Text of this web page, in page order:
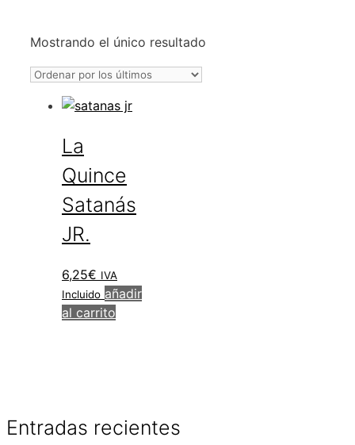
Mostrando el único resultado
La
Quince
Satanás
JR.
6,25€ IVA
Incluido añadir
al carrito
Entradas recientes